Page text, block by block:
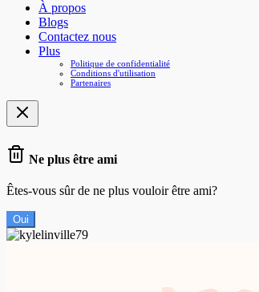
À propos
Blogs
Contactez nous
Plus
Politique de confidentialité
Conditions d'utilisation
Partenaires
Ne plus être ami
Êtes-vous sûr de ne plus vouloir être ami?
Oui